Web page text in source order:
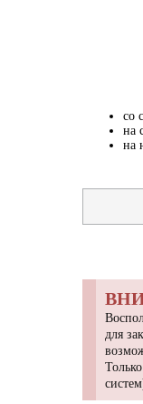
со
на
на
для